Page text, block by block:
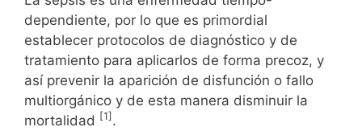
l
ri
e
n
dl
y
er e
b
o
o
k
s
A
p
p
e
dI
n
d
el
e
y
ar
d
s
s
S
p
a
c
e
m
p
ar
tir
dependiente, por lo que es primordial
establecer protocolos de diagnóstico y de
tratamiento para aplicarlos de forma precoz, y
así prevenir la aparición de disfunción o fallo
multiorgánico y de esta manera disminuir la
mortalidad [1] .